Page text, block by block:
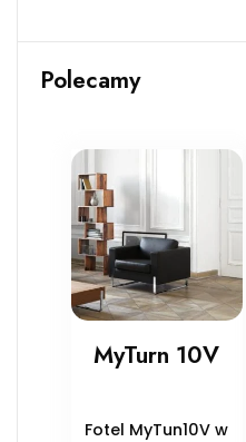
Polecamy
MyTurn 10V
Fotel MyTun10V w